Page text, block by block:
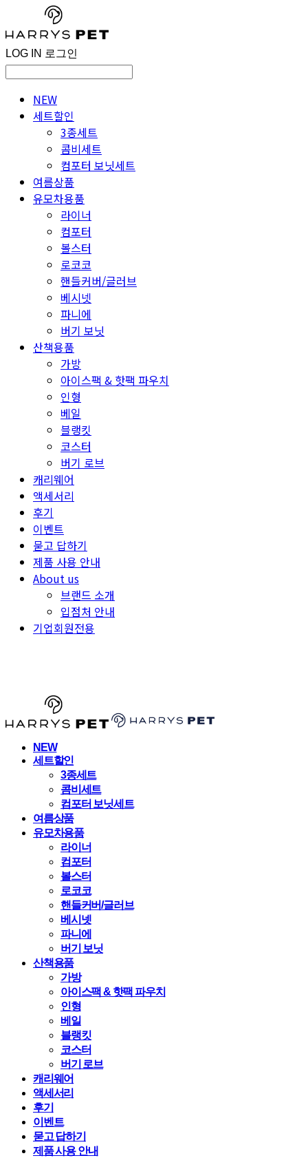
LOG IN 로그인
NEW
세트할인
3종세트
콤비세트
컴포터 보닛세트
여름상품
유모차용품
라이너
컴포터
볼스터
로코코
핸들커버/글러브
베시넷
파니에
버기 보닛
산책용품
가방
아이스팩 & 핫팩 파우치
인형
베일
블랭킷
코스터
버기 로브
캐리웨어
액세서리
후기
이벤트
묻고 답하기
제품 사용 안내
About us
브랜드 소개
입점처 안내
기업회원전용
NEW
세트할인
3종세트
콤비세트
컴포터 보닛세트
여름상품
유모차용품
라이너
컴포터
볼스터
로코코
핸들커버/글러브
베시넷
파니에
버기 보닛
산책용품
가방
아이스팩 & 핫팩 파우치
인형
베일
블랭킷
코스터
버기 로브
캐리웨어
액세서리
후기
이벤트
묻고 답하기
제품 사용 안내